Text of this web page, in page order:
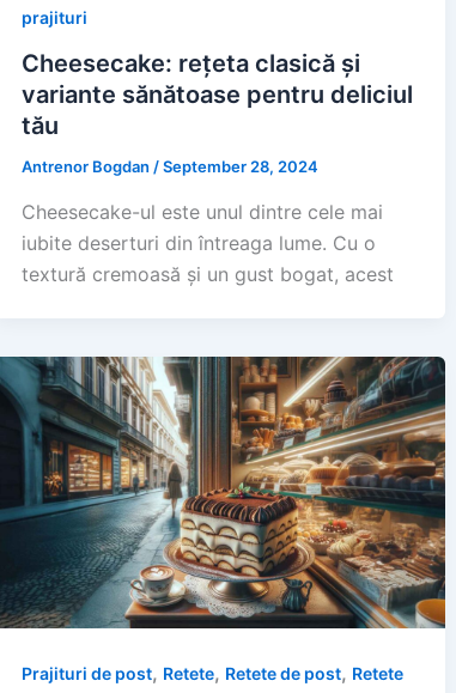
prajituri
Cheesecake: rețeta clasică și
variante sănătoase pentru deliciul
tău
Antrenor Bogdan /September 28, 2024
Cheesecake-ul este unul dintre cele mai
iubite deserturi din întreaga lume. Cu o
textură cremoasă și un gust bogat, acest
Prajituri de post, Retete, Retete de post, Retete